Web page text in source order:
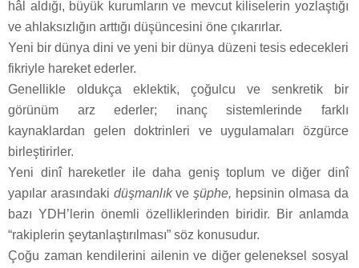
hâl aldığı, büyük kurumların ve mevcut kiliselerin yozlaştığı
ve ahlaksızlığın arttığı düşüncesini öne çıkarırlar.
Yeni bir dünya dini ve yeni bir dünya düzeni tesis edecekleri
fikriyle hareket ederler.
Genellikle oldukça eklektik, çoğulcu ve senkretik bir
görünüm arz ederler; inanç sistemlerinde farklı
kaynaklardan gelen doktrinleri ve uygulamaları özgürce
birleştirirler.
Yeni dinî hareketler ile daha geniş toplum ve diğer dinî
yapılar arasındaki düşmanlıkve şüphe, hepsinin olmasa da
bazı YDH’lerin önemli özelliklerinden biridir. Bir anlamda
“rakiplerin şeytanlaştırılması” söz konusudur.
Çoğu zaman kendilerini ailenin ve diğer geleneksel sosyal